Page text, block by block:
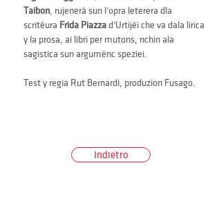
Taibon, rujenerà sun l’opra leterera dla
scritëura Frida Piazza d’Urtijëi che va dala lirica
y la prosa, ai libri per mutons, nchin ala
sagistica sun argumënc speziei.
Test y regia Rut Bernardi, produzion Fusago.
Indietro